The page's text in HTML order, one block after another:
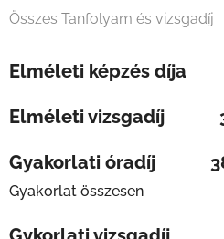
Összes Tanfolyam és vizsgadíj
Elméleti képzés
Elméleti vizsgadíj 3
Gyakorlati óradíj 38
Gyakorlat összesen